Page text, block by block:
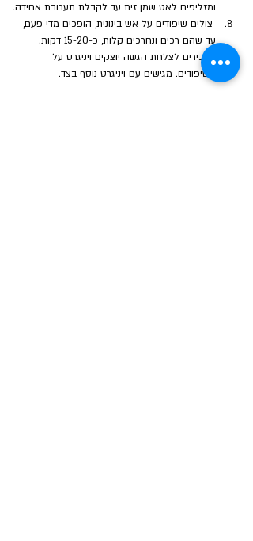
ומזליפים לאט שמן זית עד לקבלת תערובת אחידה.
צולים שיפודים על אש בינונית, הופכים מדי פעם,
עד שהם רכים ונחרכים קלות, כ-15-20 דקות.
מעבירים לצלחת הגשה יוצקים ויניגרט על
השיפודים. מגישים עם ויניגרט נוסף בצד.